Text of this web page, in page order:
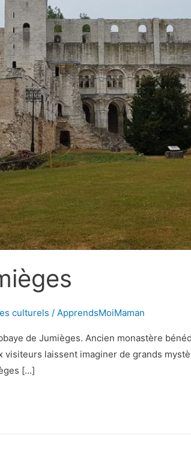
culturels / ApprendsMoiMaman
de Jumièges. Ancien monastère
laissent imaginer de grands
[…]